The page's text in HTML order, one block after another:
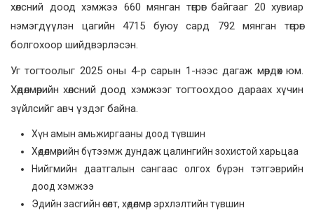
хөлсний доод хэмжээ 660 мянган төгрөг байгааг 20 хувиар
нэмэгдүүлэн цагийн 4715 буюу сард 792 мянган төгрөг
болгохоор шийдвэрлэсэн.
Уг тогтоолыг 2025 оны 4-р сарын 1-нээс дагаж мөрдөх юм.
Хөдөлмөрийн хөлсний доод хэмжээг тогтоохдоо дараах хүчин
зүйлсийг авч үздэг байна.
Хүн амын амьжиргааны доод түвшин
Хөдөлмөрийн бүтээмж дундаж цалингийн зохистой харьцаа
Нийгмийн даатгалын сангаас олгох бүрэн тэтгэврийн
доод хэмжээ
Эдийн засгийн өсөлт, хөдөлмөр эрхлэлтийн түвшин